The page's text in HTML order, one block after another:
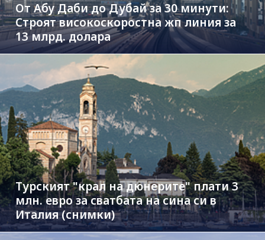
От Абу Даби до Дубай за 30 минути:
Строят високоскоростна жп линия за
13 млрд. долара
Турският "крал на дюнерите" плати 3
млн. евро за сватбата на сина си в
Италия (снимки)